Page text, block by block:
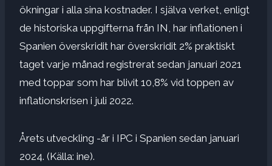
ökningar i alla sina kostnader. I själva verket, enligt
de historiska uppgifterna från IN, har inflationen i
Spanien överskridit har överskridit 2% praktiskt
taget varje månad registrerat sedan januari 2021
med toppar som har blivit 10,8% vid toppen av
inflationskrisen i juli 2022.
Årets utveckling -år i IPC i Spanien sedan januari
2024. (Källa: ine).